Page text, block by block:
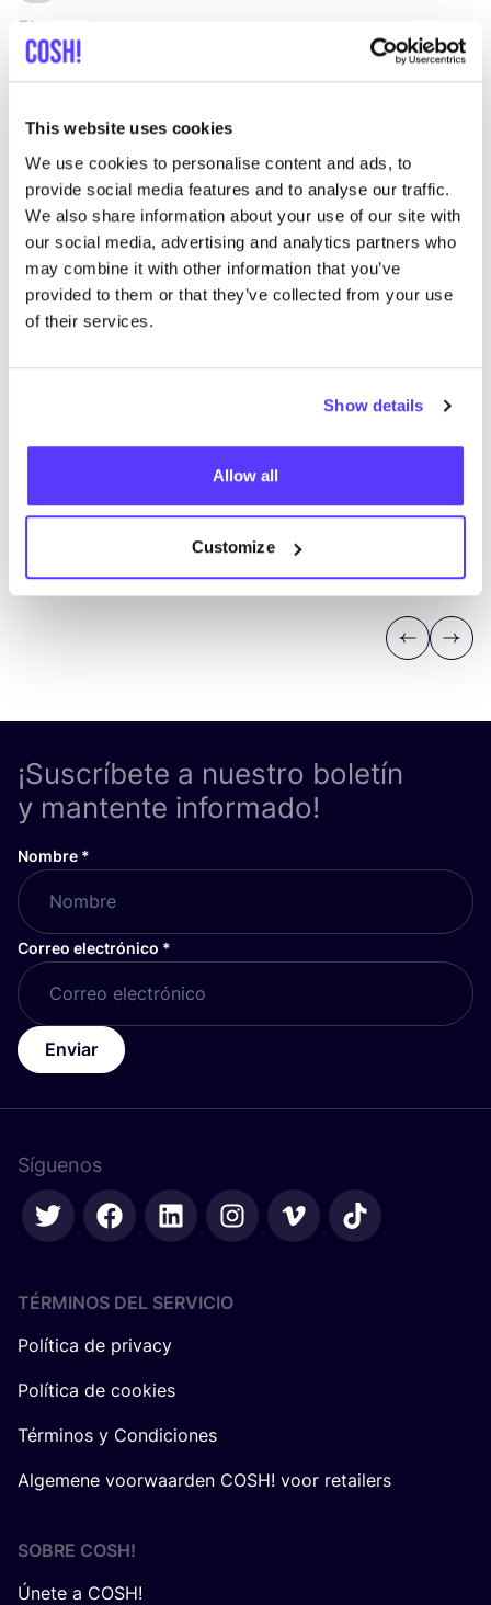
This website uses cookies
We use cookies to personalise content and ads, to
provide social media features and to analyse our traffic.
We also share information about your use of our site with
our social media, advertising and analytics partners who
may combine it with other information that you’ve
provided to them or that they’ve collected from your use
of their services.
Show details
Allow all
Customize
Element
Previous
Next
¡Suscríbete a nuestro boletín
y mantente informado!
Nombre *
Correo electrónico *
Enviar
Síguenos
TÉRMINOS DEL SERVICIO
Política de privacy
Política de cookies
Términos y Condiciones
Algemene voorwaarden COSH! voor retailers
SOBRE COSH!
Únete a COSH!